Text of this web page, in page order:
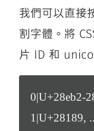
我們可以直接
割字體。將
片 ID 和
0|U+28eb2-
1|U+28189,